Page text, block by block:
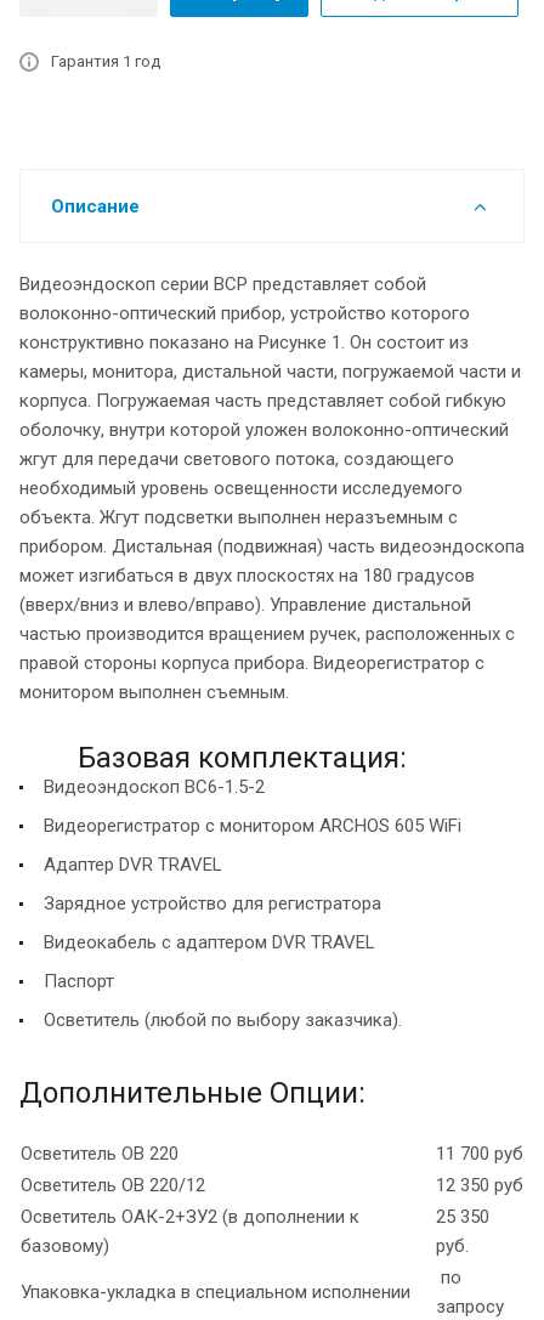
Гарантия 1 год
Описание
Видеоэндоскоп серии ВСР представляет собой
волоконно-оптический прибор, устройство которого
конструктивно показано на Рисунке 1. Он состоит из
камеры, монитора, дистальной части, погружаемой части и
корпуса. Погружаемая часть представляет собой гибкую
оболочку, внутри которой уложен волоконно-оптический
жгут для передачи светового потока, создающего
необходимый уровень освещенности исследуемого
объекта. Жгут подсветки выполнен неразъемным с
прибором. Дистальная (подвижная) часть видеоэндоскопа
может изгибаться в двух плоскостях на 180 градусов
(вверх/вниз и влево/вправо). Управление дистальной
частью производится вращением ручек, расположенных с
правой стороны корпуса прибора. Видеорегистратор с
монитором выполнен съемным.
Базовая комплектация:
Видеоэндоскоп ВС6-1.5-2
Видеорегистратор с монитором ARCHOS 605 WiFi
Адаптер DVR TRAVEL
Зарядное устройство для регистратора
Видеокабель с адаптером DVR TRAVEL
Паспорт
Осветитель (любой по выбору заказчика).
Дополнительные Опции:
Осветитель ОВ 220
11 700 руб
Осветитель ОВ 220/12
12 350 руб
Осветитель ОАК-2+ЗУ2 (в дополнении к
базовому)
25 350
руб.
Упаковка-укладка в специальном исполнении
по
запросу